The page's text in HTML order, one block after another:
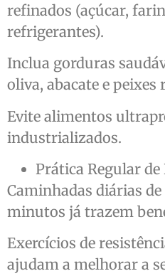
refinados (açúcar,
refrigerantes).
Inclua gorduras
oliva, abacate e peixes
Evite alimentos
industrializados.
Prática Regular
Caminhadas diárias
minutos já trazem
Exercícios de
ajudam a melhorar a